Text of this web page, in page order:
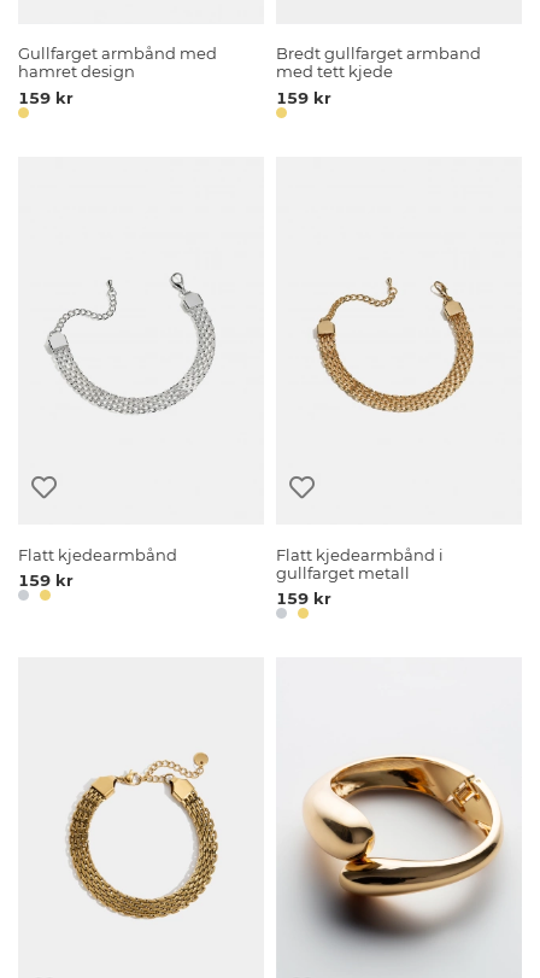
Gullfarget armbånd med
hamret design
159 kr
Bredt gullfarget armband
med tett kjede
159 kr
Flatt kjedearmbånd
159 kr
Flatt kjedearmbånd i
gullfarget metall
159 kr